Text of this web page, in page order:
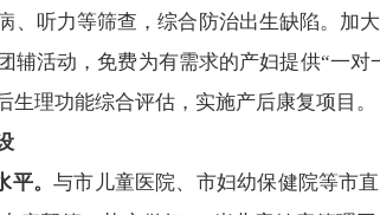
、听力等筛查，综合防治出生缺陷。加
辅活动，免费为有需求的产妇提供“一
理功能综合评估，实施产后康复项目。
平。与市儿童医院、市妇幼保健院等市